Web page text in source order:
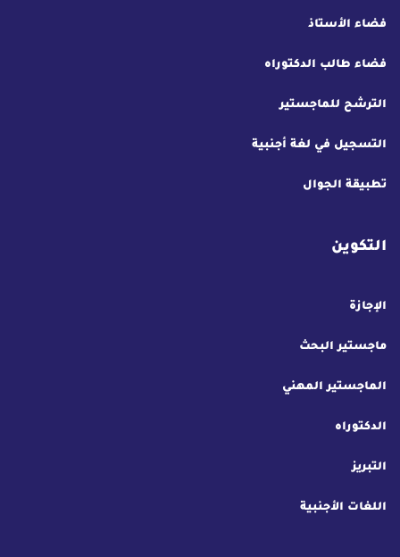
فضاء الأستاذ
فضاء طالب الدكتوراه
الترشح للماجستير
التسجيل في لغة أجنبية
تطبيقة الجوال
التكوين
الإجازة
ماجستير البحث
الماجستير المهني
الدكتوراه
التبريز
اللغات الأجنبية